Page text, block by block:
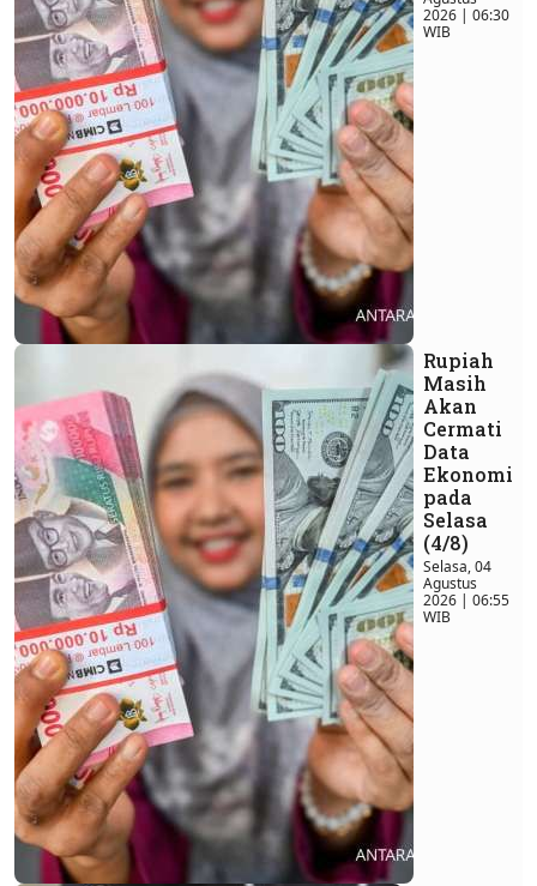
2026 | 06:30
WIB
Rupiah
Masih
Akan
Cermati
Data
Ekonomi
pada
Selasa
(4/8)
Selasa, 04
Agustus
2026 | 06:55
WIB